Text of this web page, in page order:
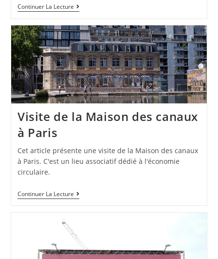
Continuer La Lecture
Visite de la Maison des canaux
à Paris
Cet article présente une visite de la Maison des canaux
à Paris. C'est un lieu associatif dédié à l'économie
circulaire.
Continuer La Lecture